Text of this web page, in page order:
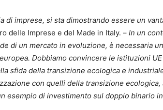
di imprese, si sta dimostrando essere un
delle Imprese e del Made in Italy. – In un
di un mercato in evoluzione, è necessaria
Dobbiamo convincere le istituzioni
sfida della transizione ecologica e
con quelli della transizione ecologica,
esempio di investimento sul doppio binario